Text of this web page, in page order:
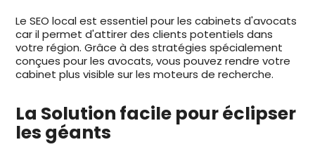
Le SEO local est essentiel pour les cabinets d'avocats
car il permet d'attirer des clients potentiels dans
votre région. Grâce à des stratégies spécialement
conçues pour les avocats, vous pouvez rendre votre
cabinet plus visible sur les moteurs de recherche.
La Solution facile pour éclipser
les géants